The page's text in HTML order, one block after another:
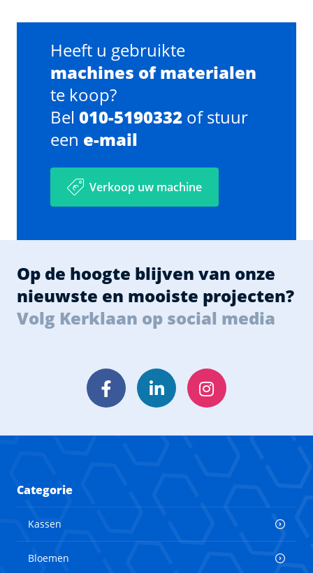
Heeft u gebruikte
machines of materialen
te koop?
Bel 010-5190332 of stuur
een e-mail
Verkoop uw machine
Op de hoogte blijven van onze
nieuwste en mooiste projecten?
Volg Kerklaan op social media
FacebookLinkedInInstagram
Categorie
Kassen
Bloemen